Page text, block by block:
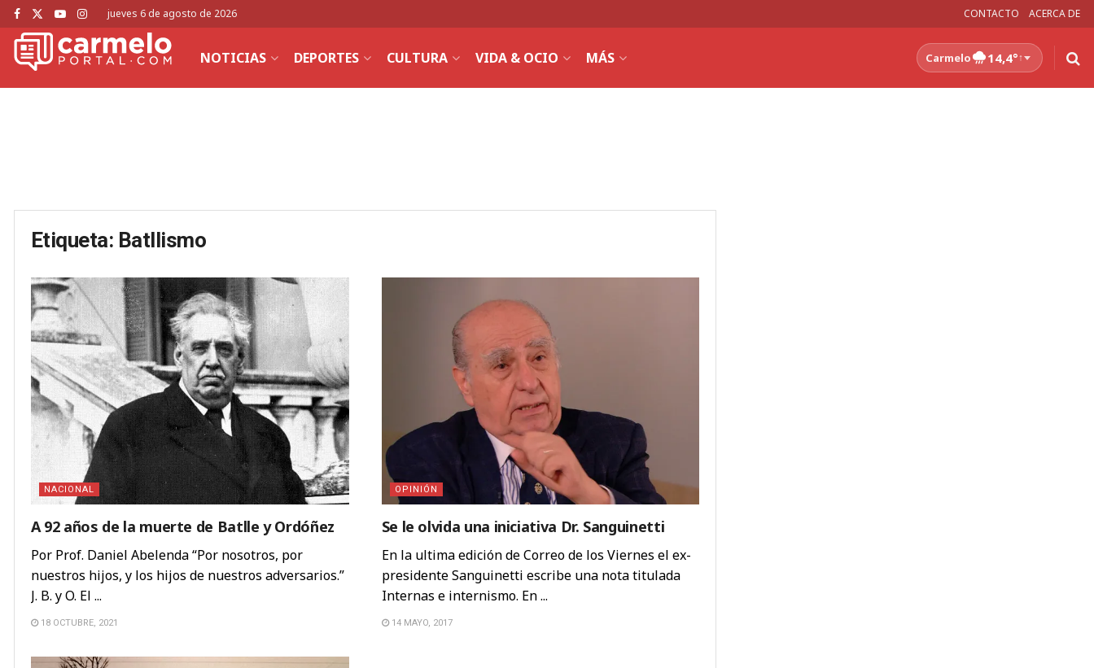
jueves 6 de agosto de 2026 CONTACTO ACERCA DE
NOTICIAS DEPORTES CULTURA VIDA & OCIO MÁS Carmelo 14,4°↑
Etiqueta: Batllismo
NACIONAL
A 92 años de la muerte de Batlle y Ordóñez
Por Prof. Daniel Abelenda “Por nosotros, por
nuestros hijos, y los hijos de nuestros adversarios.”
J. B. y O. El ...
18 OCTUBRE, 2021
OPINIÓN
Se le olvida una iniciativa Dr. Sanguinetti
En la ultima edición de Correo de los Viernes el ex-
presidente Sanguinetti escribe una nota titulada
Internas e internismo. En ...
14 MAYO, 2017